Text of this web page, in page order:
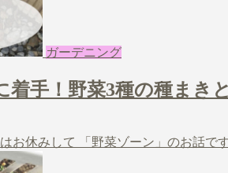
ガーデニング
手！野菜3種の種まき
お休みして 「野菜ゾーン」のお話